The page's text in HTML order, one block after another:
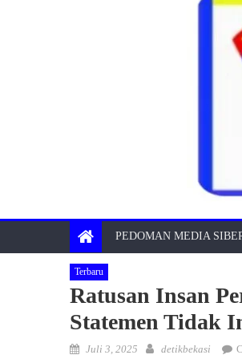
PEDOMAN MEDIA
Terbaru
Ratusan Insan
Statemen Tidak
Posted
Juli 3, 2025 Author
detikbekasi